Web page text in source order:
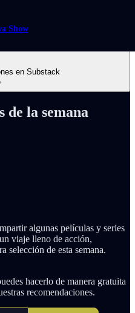
Show
en Substack
de la semana
algunas películas y series
viaje lleno de acción,
selección de esta semana.
hacerlo de manera gratuita
recomendaciones.